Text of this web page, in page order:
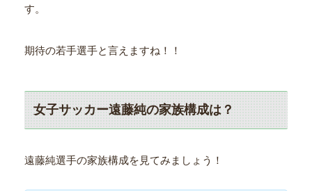
す。
期待の若手選手と言えますね！！
女子サッカー遠藤純の家族構成は？
遠藤純選手の家族構成を見てみましょう！